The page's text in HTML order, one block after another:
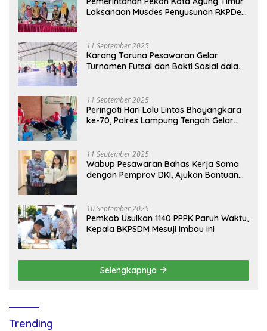
Laksanaan Musdes Penyusunan RKPDes
11 September 2025
Karang Taruna Pesawaran Gelar
Turnamen Futsal dan Bakti Sosial dalam
11 September 2025
Peringati Hari Lalu Lintas Bhayangkara
ke-70, Polres Lampung Tengah Gelar
11 September 2025
Wabup Pesawaran Bahas Kerja Sama
dengan Pemprov DKI, Ajukan Bantuan
10 September 2025
Pemkab Usulkan 1140 PPPK Paruh Waktu,
Kepala BKPSDM Mesuji Imbau Ini
Selengkapnya
Trending